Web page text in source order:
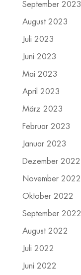
September 2023
August 2023
Juli 2023
Juni 2023
Mai 2023
April 2023
März 2023
Februar 2023
Januar 2023
Dezember 2022
November 2022
Oktober 2022
September 2022
August 2022
Juli 2022
Juni 2022